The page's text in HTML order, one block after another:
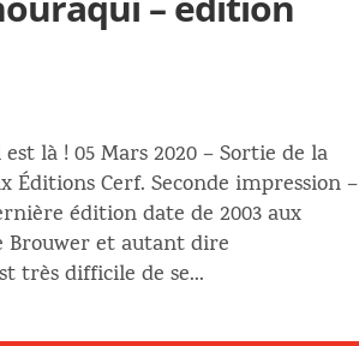
là ! 05 Mars 2020 – Sortie de la
Éditions Cerf. Seconde impression –
édition date de 2003 aux
Brouwer et autant dire
très difficile de se...